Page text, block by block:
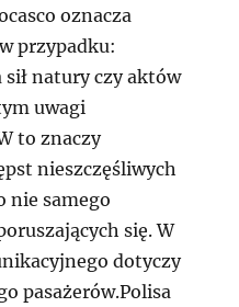
oznacza
przypadku:
sił natury czy aktów
uwagi
to znaczy
nieszczęśliwych
nie samego
się. W
dotyczy
pasażerów.Polisa